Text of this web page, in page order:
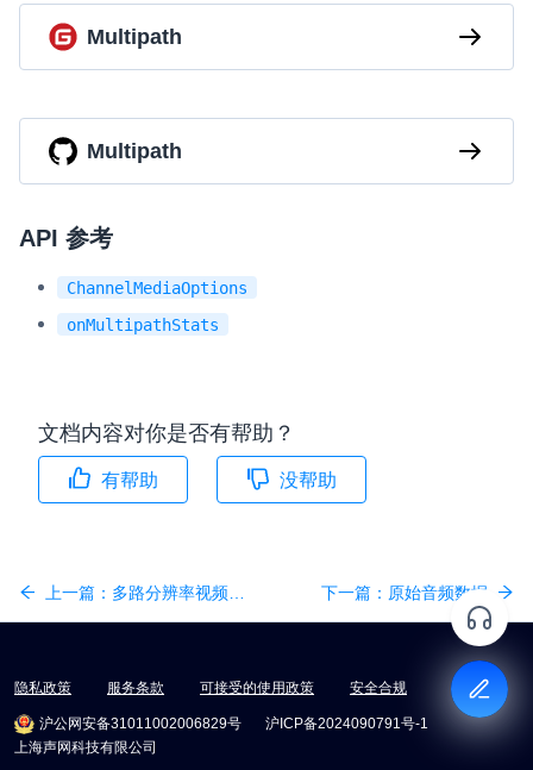
Multipath
Multipath
API 参考
ChannelMediaOptions
onMultipathStats
文档内容对你是否有帮助？
有帮助 没帮助
上一篇： 多路分辨率视频流 (ABR) 下一篇： 原始音频数据
隐私政策 服务条款 可接受的使用政策 安全合规
沪公网安备31011002006829号
沪ICP备2024090791号-1
上海声网科技有限公司